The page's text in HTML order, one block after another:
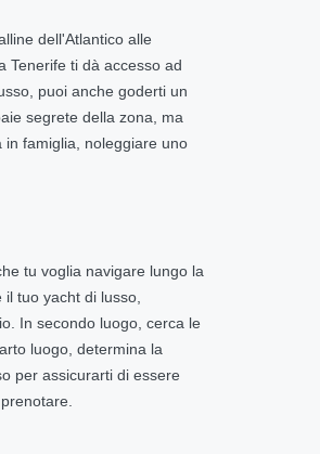
dell'Atlantico alle
Tenerife ti dà accesso ad
puoi anche goderti un
segrete della zona, ma
famiglia, noleggiare uno
tu voglia navigare lungo la
tuo yacht di lusso,
In secondo luogo, cerca le
luogo, determina la
per assicurarti di essere